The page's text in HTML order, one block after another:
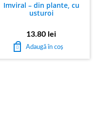
Imviral – din plante, cu
usturoi
13.80 lei
Adaugă în coș